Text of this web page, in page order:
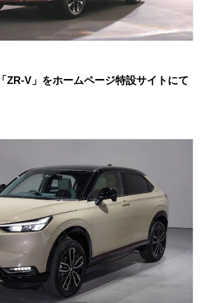
ZR-V」をホームページ特設サイトにて